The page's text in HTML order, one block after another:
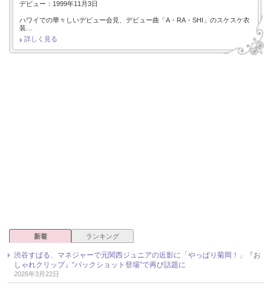
デビュー：1999年11月3日
ハワイでの華々しいデビュー会見、デビュー曲「A・RA・SHI」のスケスケ衣
装…
詳しく見る
新着 ランキング
渋谷すばる、マネジャーで元関西ジュニアの近影に「やっぱり菊岡！」『お
しゃれクリップ』“バックショット登場”で再び話題に
2026年3月22日